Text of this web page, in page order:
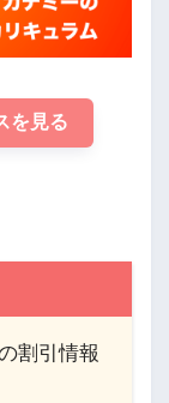
を見る
割引情報